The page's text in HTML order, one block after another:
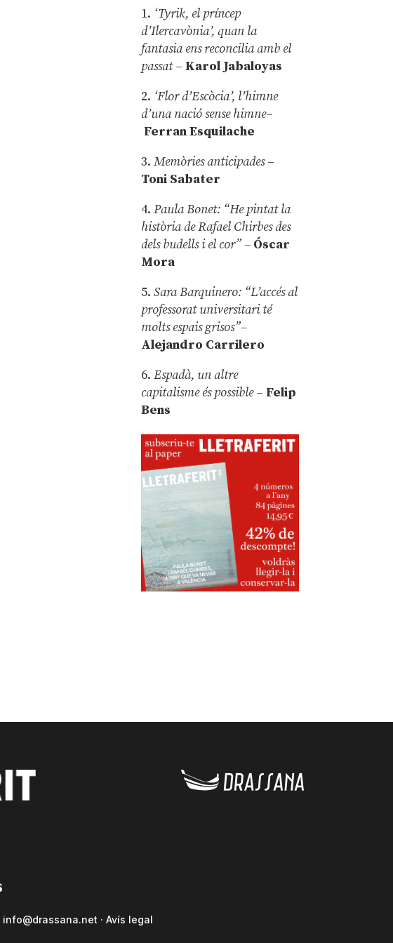
1. ‘Tyrik, el príncep
d’Ilercavònia’, quan la
fantasia ens reconcilia amb el
passat– Karol Jabaloyas
2. ‘Flor d’Escòcia’, l’himne
d’una nació sense himne–
Ferran Esquilache
3.Memòries anticipades–
Toni Sabater
4.Paula Bonet: “He pintat la
història de Rafael Chirbes des
dels budells i el cor” – Óscar
Mora
5.Sara Barquinero: “L’accés al
professorat universitari té
molts espais grisos”–
Alejandro Carrilero
6.Espadà, un altre
capitalisme és possible – Felip
Bens
info@drassana.net · Avís legal